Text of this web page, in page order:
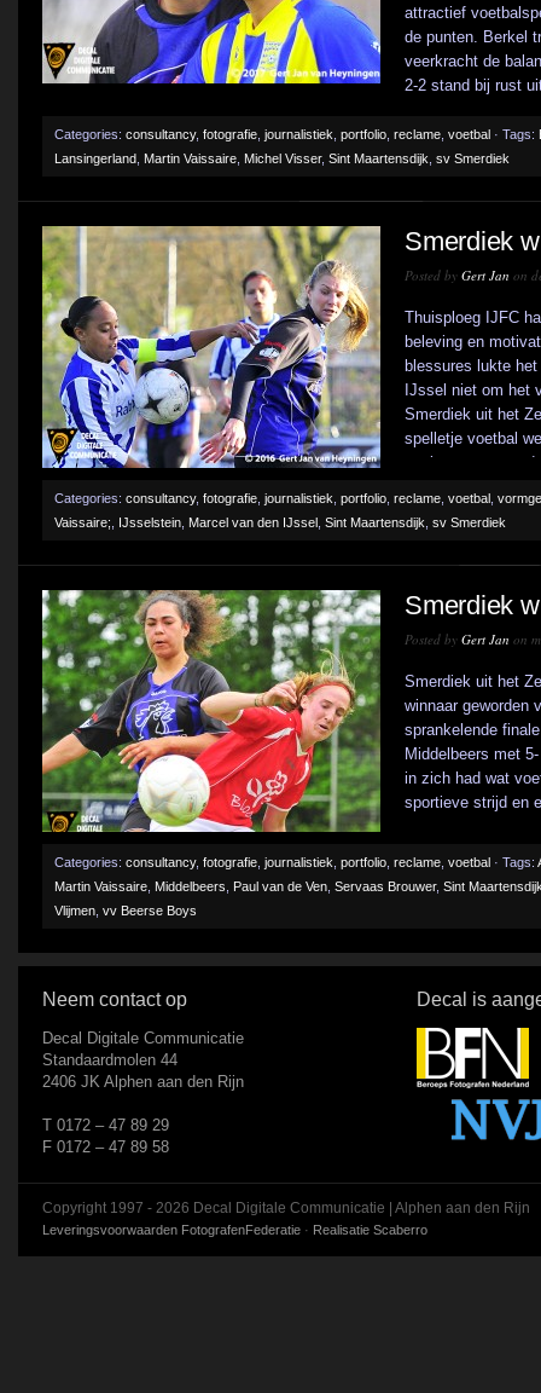
attractief
de punten. Berkel
veerkracht de
2-2 stand bij rust
Categories: consultancy, fotografie journalistiek portfolio reclame voetbal · Tags:
Lansingerland Martin Vaissaire Michel Visser, Sint Maartensdijk sv Smerdiek
Smerdiek
Posted by Gert Jan on
Thuisploeg IJFC
beleving en
blessures lukte
IJssel niet om het
Smerdiek uit het
spelletje voetbal
spelconcept
Categories: consultancy, fotografie journalistiek portfolio reclame voetbal
Vaissaire;
IJsselstein Marcel van den IJssel Sint Maartensdijk sv Smerdiek
Smerdiek
Posted by Gert Jan on
Smerdiek uit het
winnaar geworden
sprankelende
Middelbeers met
in zich had wat
sportieve strijd en
Categories: consultancy, fotografie journalistiek portfolio reclame voetbal · Tags:
Martin Vaissaire Middelbeers Paul van de Ven Servaas Brouwer, Sint
Vlijmen vv Beerse Boys
Neem contact op
Decal Digitale Communicatie
Standaardmolen 44
2406 JK Alphen aan den Rijn
T 0172 – 47 89 29
F 0172 – 47 89 58
Decal is
Copyright 1997 - 2026 Decal Digitale Communicatie | Alphen aan den Rijn
Leveringsvoorwaarden FotografenFederatie · Realisatie Scaberro